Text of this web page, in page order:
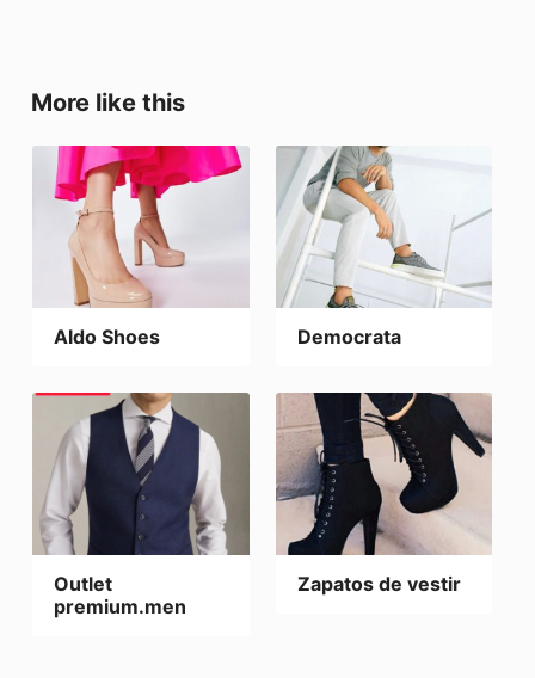
More like this
Aldo Shoes Democrata
Outlet
premium.men
Zapatos de vestir